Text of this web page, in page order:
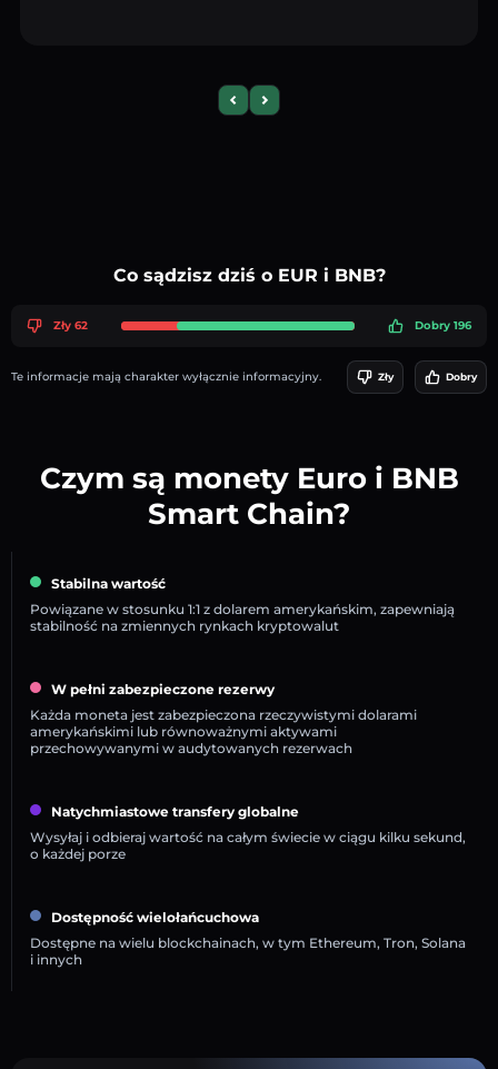
Previous slide
Next slide
Co sądzisz dziś o EUR i BNB?
Zły 62 Dobry 196
Te informacje mają charakter wyłącznie informacyjny. Zły Dobry
Czym są monety Euro i BNB
Smart Chain?
Stabilna wartość
Powiązane w stosunku 1:1 z dolarem amerykańskim, zapewniają
stabilność na zmiennych rynkach kryptowalut
W pełni zabezpieczone rezerwy
Każda moneta jest zabezpieczona rzeczywistymi dolarami
amerykańskimi lub równoważnymi aktywami
przechowywanymi w audytowanych rezerwach
Natychmiastowe transfery globalne
Wysyłaj i odbieraj wartość na całym świecie w ciągu kilku sekund,
o każdej porze
Dostępność wielołańcuchowa
Dostępne na wielu blockchainach, w tym Ethereum, Tron, Solana
i innych